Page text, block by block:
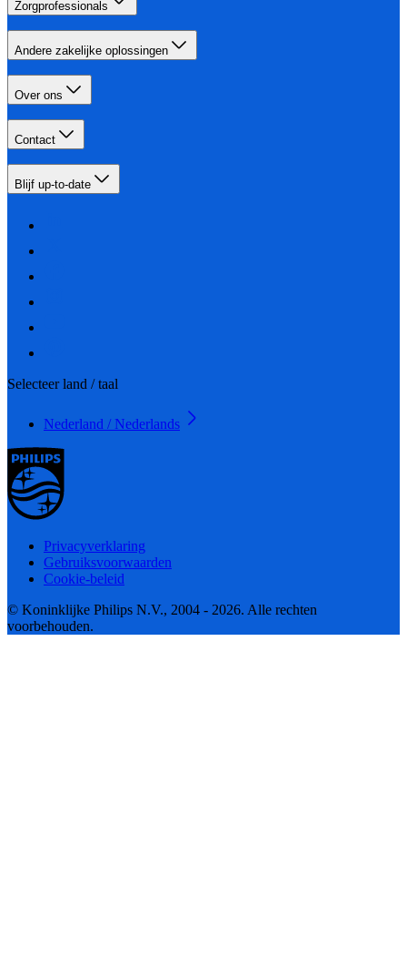
Zorgprofessionals
Andere zakelijke oplossingen
Over ons
Contact
Blijf up-to-date
Selecteer land / taal
Nederland / Nederlands
Privacyverklaring
Gebruiksvoorwaarden
Cookie-beleid
© Koninklijke Philips N.V., 2004 - 2026. Alle rechten
voorbehouden.